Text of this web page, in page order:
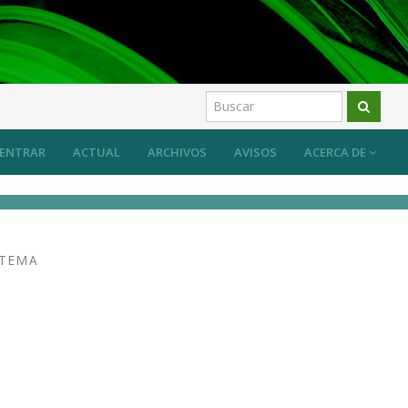
ACTUAL ARCHIVOS AVISOS ACERCA DE
ENTRAR
desde las prácticas artísticas? Artículos